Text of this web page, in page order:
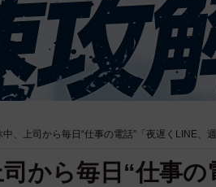
中、上司から毎日“仕事の電話”「夜遅くLINE、
から毎日“仕事の